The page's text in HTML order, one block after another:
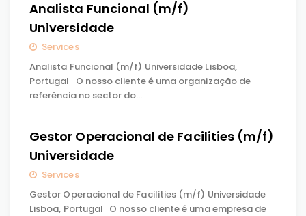
Analista Funcional (m/f)
Universidade
Services
Analista Funcional (m/f) Universidade Lisboa,
Portugal O nosso cliente é uma organização de
referência no sector do…
Gestor Operacional de Facilities (m/f)
Universidade
Services
Gestor Operacional de Facilities (m/f) Universidade
Lisboa, Portugal O nosso cliente é uma empresa de